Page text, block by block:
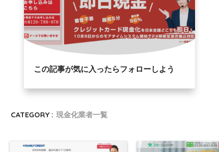
この記事が気に入ったらフォローしよう
CATEGORY : 現金化業者一覧